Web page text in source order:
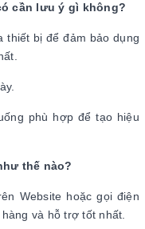
cần lưu ý gì không?
thiết bị để đảm bảo dụng
phù hợp để tạo hiệu
thế nào?
Website hoặc gọi điện
và hỗ trợ tốt nhất.